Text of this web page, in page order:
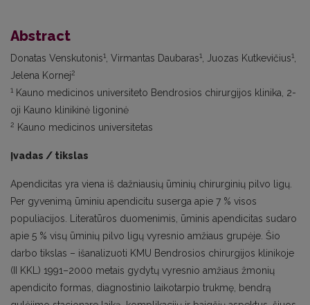
Abstract
Donatas Venskutonis1 , Virmantas Daubaras1 , Juozas Kutkevičius1
Jelena Kornej2
1 Kauno medicinos universiteto Bendrosios chirurgijos klinika, 2-
oji Kauno klinikinė ligoninė
2 Kauno medicinos universitetas
Įvadas / tikslas
Apendicitas yra viena iš dažniausių ūminių chirurginių pilvo ligų.
Per gyvenimą ūminiu apendicitu suserga apie 7 % visos
populiacijos. Literatūros duomenimis, ūminis apendicitas sudaro
apie 5 % visų ūminių pilvo ligų vyresnio amžiaus grupėje. Šio
darbo tikslas – išanalizuoti KMU Bendrosios chirurgijos klinikoje
(II KKL) 1991–2000 metais gydytų vyresnio amžiaus žmonių
apendicito formas, diagnostinio laikotarpio trukmę, bendrą